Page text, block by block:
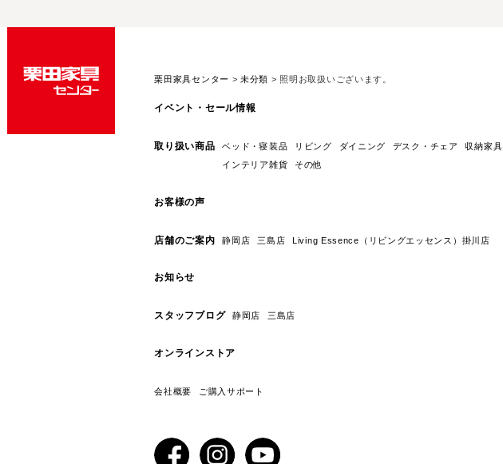
栗田家具センター >未分類 > 照明お取扱いございます。
イベント・セール情報
取り扱い商品 ベッド・寝装品 リビング ダイニング デスク・チェア
収納家具
インテリア雑貨
その他
お客様の声
店舗のご案内 静岡店 三島店 Living Essence（リビングエッセンス）掛川店
お知らせ
スタッフブログ 静岡店 三島店
オンラインストア
会社概要 ご購入サポート